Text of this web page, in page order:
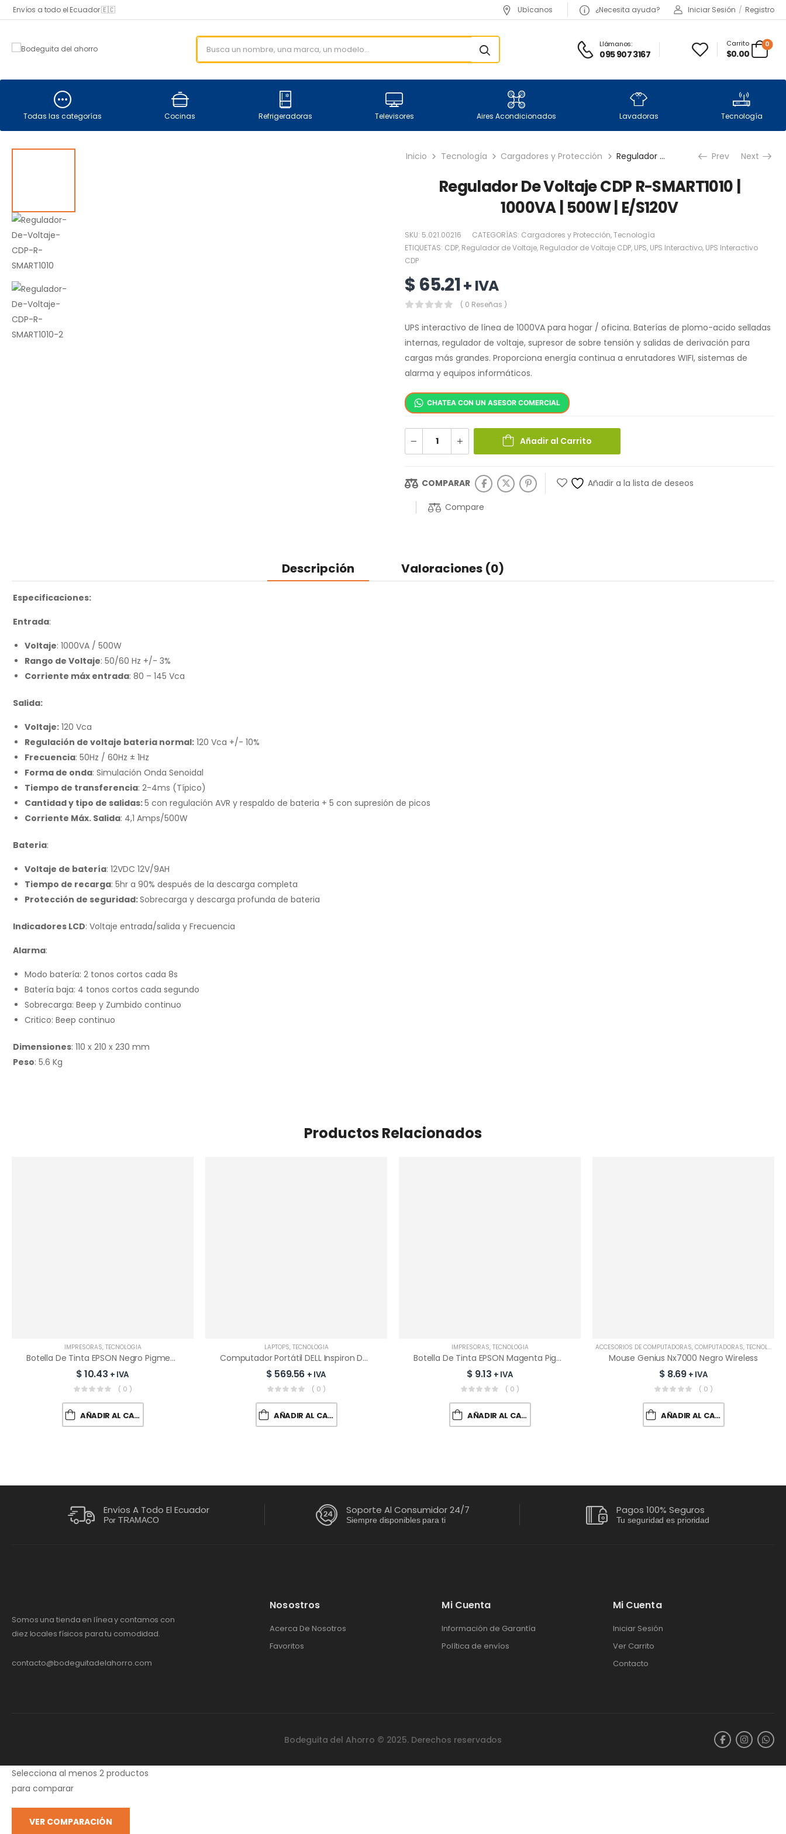
Envíos a todo el Ecuador 🇪🇨 Ubícanos ¿Necesita ayuda? Iniciar Sesión / Registro
Llámanos:
095 907 3167
Carrito
$0.00
0
Todas las categorías Cocinas Refrigeradoras Televisores Aires Acondicionados Lavadoras Tecnología
Inicio Tecnología Cargadores y Protección Regulador De Voltaje CDP R-SMART1010 | 1000VA | 500W | E/S120V Prev Next
Regulador De Voltaje CDP R-SMART1010 |
1000VA | 500W | E/S120V
SKU: 5.021.00216 CATEGORÍAS: Cargadores y Protección,Tecnología
ETIQUETAS: CDP, Regulador de Voltaje, Regulador de Voltaje CDP, UPS, UPS Interactivo, UPS Interactivo
CDP
$65.21+ IVA
( 0 Reseñas )
UPS interactivo de línea de 1000VA para hogar / oficina. Baterías de plomo-acido selladas
internas, regulador de voltaje, supresor de sobre tensión y salidas de derivación para
cargas más grandes. Proporciona energía continua a enrutadores WIFI, sistemas de
alarma y equipos informáticos.
CHATEA CON UN ASESOR COMERCIAL
Añadir al Carrito
COMPARAR Añadir a la lista de deseos
Compare
Descripción Valoraciones (0)
Especificaciones:
Entrada:
Voltaje: 1000VA / 500W
Rango de Voltaje: 50/60 Hz +/- 3%
Corriente máx entrada: 80 – 145 Vca
Salida:
Voltaje: 120 Vca
Regulación de voltaje bateria normal: 120 Vca +/- 10%
Frecuencia: 50Hz / 60Hz ± 1Hz
Forma de onda: Simulación Onda Senoidal
Tiempo de transferencia: 2-4ms (Típico)
Cantidad y tipo de salidas:5 con regulación AVR y respaldo de bateria + 5 con supresión de picos
Corriente Máx. Salida: 4,1 Amps/500W
Bateria:
Voltaje de batería: 12VDC 12V/9AH
Tiempo de recarga: 5hr a 90% después de la descarga completa
Protección de seguridad:Sobrecarga y descarga profunda de bateria
Indicadores LCD: Voltaje entrada/salida y Frecuencia
Alarma:
Modo batería: 2 tonos cortos cada 8s
Batería baja: 4 tonos cortos cada segundo
Sobrecarga: Beep y Zumbido continuo
Critico: Beep continuo
Dimensiones: 110 x 210 x 230 mm
Peso: 5.6 Kg
Productos Relacionados
IMPRESORAS, TECNOLOGÍA
Botella De Tinta EPSON Negro Pigmentada T504120 | 65 ML
$10.43 + IVA
( 0 )
AÑADIR AL CARRITO
LAPTOPS, TECNOLOGÍA
Computador Portátil DELL Inspiron DC15255 Ryzen 5-7530U | 8GB RAM | 512GB SSD
$ 569.56 + IVA
( 0 )
AÑADIR AL CARRITO
IMPRESORAS, TECNOLOGÍA
Botella De Tinta EPSON Magenta Pigmentada T504320 | 65 ML
$ 9.13 + IVA
( 0 )
AÑADIR AL CARRITO
ACCESORIOS DE COMPUTADORAS, COMPUTADORAS, TECNOLOGÍA
Mouse Genius Nx7000 Negro Wireless
$ 8.69 + IVA
( 0 )
AÑADIR AL CARRITO
Envíos A Todo El Ecuador
Por TRAMACO
Soporte Al Consumidor 24/7
Siempre disponibles para ti
Pagos 100% Seguros
Tu seguridad es prioridad
Somos una tienda en línea y contamos con
diez locales físicos para tu comodidad.
contacto@bodeguitadelahorro.com
Nosostros
Acerca De Nosotros
Favoritos
Mi Cuenta
Información de Garantía
Política de envíos
Mi Cuenta
Iniciar Sesión
Ver Carrito
Contacto
Bodeguita del Ahorro © 2025. Derechos reservados
Selecciona al menos 2 productos
para comparar
VER COMPARACIÓN